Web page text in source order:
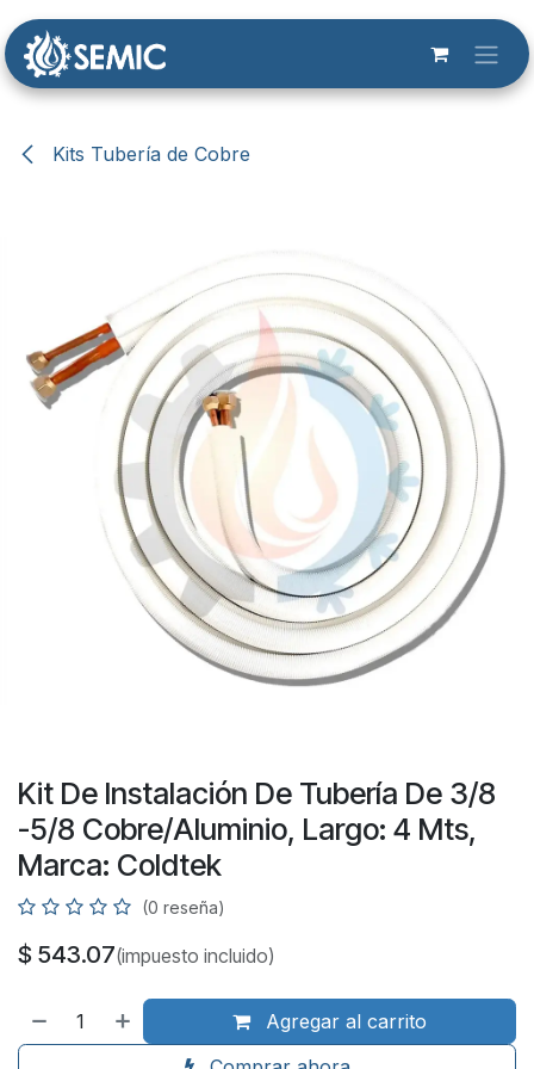
Ir al contenido
Kits Tubería de Cobre
Kit De Instalación De Tubería De 3/8
-5/8 Cobre/Aluminio, Largo: 4 Mts,
Marca: Coldtek
(0 reseña)
$ 543.07(impuesto incluido)
Agregar al carrito